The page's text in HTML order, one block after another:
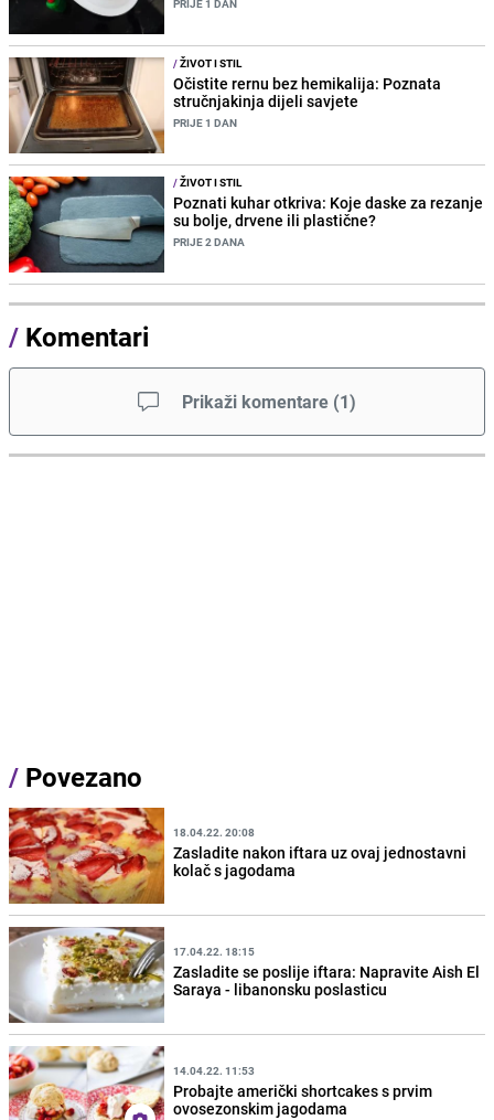
/ŽIVOT I STIL
Očistite rernu bez hemikalija: Poznata
stručnjakinja dijeli savjete
PRIJE 1 DAN
/ŽIVOT I STIL
Poznati kuhar otkriva: Koje daske za rezanje
su bolje, drvene ili plastične?
PRIJE 2 DANA
/ Komentari
Prikaži komentare (1)
/ Povezano
18.04.22. 20:08
Zasladite nakon iftara uz ovaj jednostavni
kolač s jagodama
17.04.22. 18:15
Zasladite se poslije iftara: Napravite Aish El
Saraya - libanonsku poslasticu
14.04.22. 11:53
Probajte američki shortcakes s prvim
ovosezonskim jagodama